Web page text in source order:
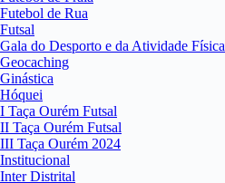
Futebol de Rua
Futsal
Gala do Desporto e da Atividade Física
Geocaching
Ginástica
Hóquei
I Taça Ourém Futsal
II Taça Ourém Futsal
III Taça Ourém 2024
Institucional
Inter Distrital